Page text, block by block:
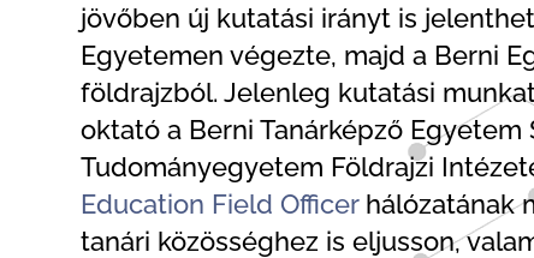
jövőben új kutatási irányt is
Egyetemen végezte, majd a Berni
földrajzból. Jelenleg kutatási
oktató a Berni Tanárképző
Tudományegyetem Földrajzi
Education Field Officerhálózatának
tanári közösséghez is eljusson,